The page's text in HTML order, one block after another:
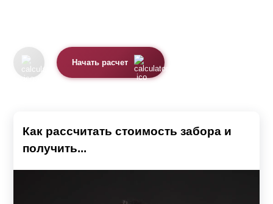
Начать расчет
Как рассчитать стоимость забора и
получить...